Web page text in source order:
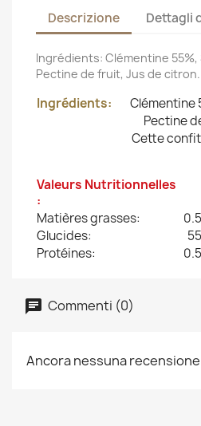
Descrizione Dettagli
Ingrédients: Clémentine 55%,
Pectine de fruit, Jus de citron.
Ingrédients:
Clémentine
Pectine
Cette
Valeurs Nutritionnelles
:
Matières grasses:
Glucides:
55
Protéines:
Commenti (0)
Ancora nessuna